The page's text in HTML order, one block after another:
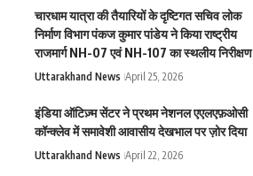
चारधाम यात्रा की तैयारियों के दृष्टिगत सचिव लोक
निर्माण विभाग पंकज कुमार पांडेय ने किया राष्ट्रीय
राजमार्ग NH-07 एवं NH-107 का स्थलीय निरीक्षण
Uttarakhand News April 25, 2026
इंडिया ऑटिज़्म सेंटर ने प्रथम नेशनल एएलएफ़ओसी
कॉन्क्लेव में समावेशी आवासीय देखभाल पर ज़ोर दिया
Uttarakhand News April 22, 2026